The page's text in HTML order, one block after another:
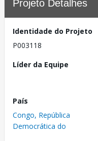
Projeto Detalhes
Identidade do Projeto
P003118
Líder da Equipe
País
Congo, República
Democrática do